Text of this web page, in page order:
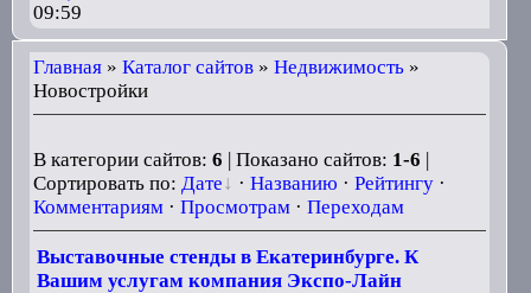
09:59
Главная» Каталог сайтов» Недвижимость»
Новостройки
В категории сайтов: 6 | Показано сайтов: 1-6
Сортировать по: Дате · Названию · Рейтингу·
Комментариям· Просмотрам· Переходам
Выставочные стенды в Екатеринбурге. К
Вашим услугам компания Экспо-Лайн